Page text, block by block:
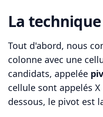
La
Tout d'abord, nous
colonne avec une
candidats, appelée
cellule sont appelés
dessous, le pivot est